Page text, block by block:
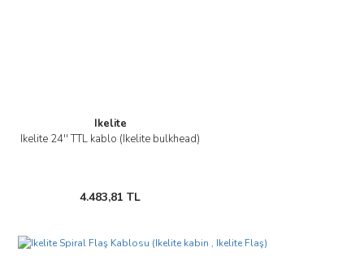
Ikelite
Ikelite 24'' TTL kablo (Ikelite bulkhead)
4.483,81 TL